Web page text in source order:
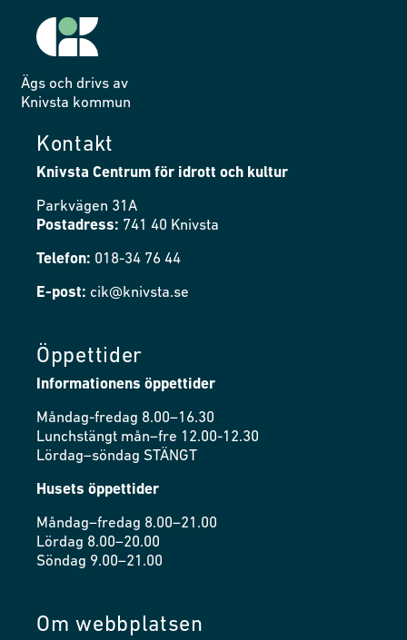
Ägs och drivs av
Knivsta kommun
Kontakt
Knivsta Centrum för idrott och kultur
Parkvägen 31A
Postadress: 741 40 Knivsta
Telefon: 018-34 76 44
E-post: cik@knivsta.se
Öppettider
Informationens öppettider
Måndag-fredag 8.00–16.30
Lunchstängt mån–fre 12.00-12.30
Lördag–söndag STÄNGT
Husets öppettider
Måndag–fredag 8.00–21.00
Lördag 8.00–20.00
Söndag 9.00–21.00
Om webbplatsen